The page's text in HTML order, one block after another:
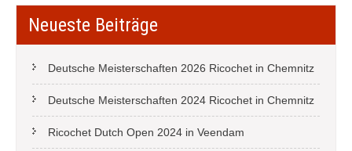
Neueste Beiträge
Deutsche Meisterschaften 2026 Ricochet in Chemnitz
Deutsche Meisterschaften 2024 Ricochet in Chemnitz
Ricochet Dutch Open 2024 in Veendam